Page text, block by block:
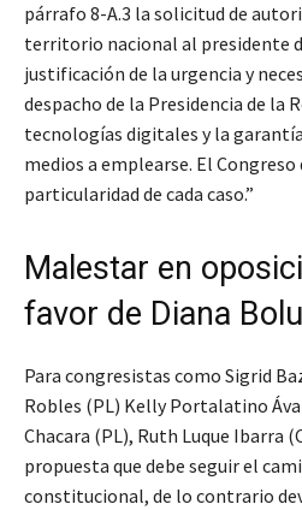
párrafo 8-A.3 la solicitud de
territorio nacional al presidente
justificación de la urgencia y
despacho de la Presidencia de la
tecnologías digitales y la
medios a emplearse. El
particularidad de cada caso.”
Malestar en
favor de Diana
Para congresistas como Sigrid
Robles (PL) Kelly Portalatino
Chacara (PL), Ruth Luque Ibarra
propuesta que debe seguir el
constitucional, de lo contrario